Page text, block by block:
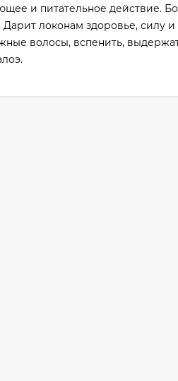
и питательное действие.
Дарит локонам здоровье, силу и
волосы, вспенить,